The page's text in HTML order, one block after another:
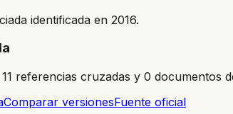
identificada en 2016.
referencias cruzadas y 0 documentos
Comparar versionesFuente oficial